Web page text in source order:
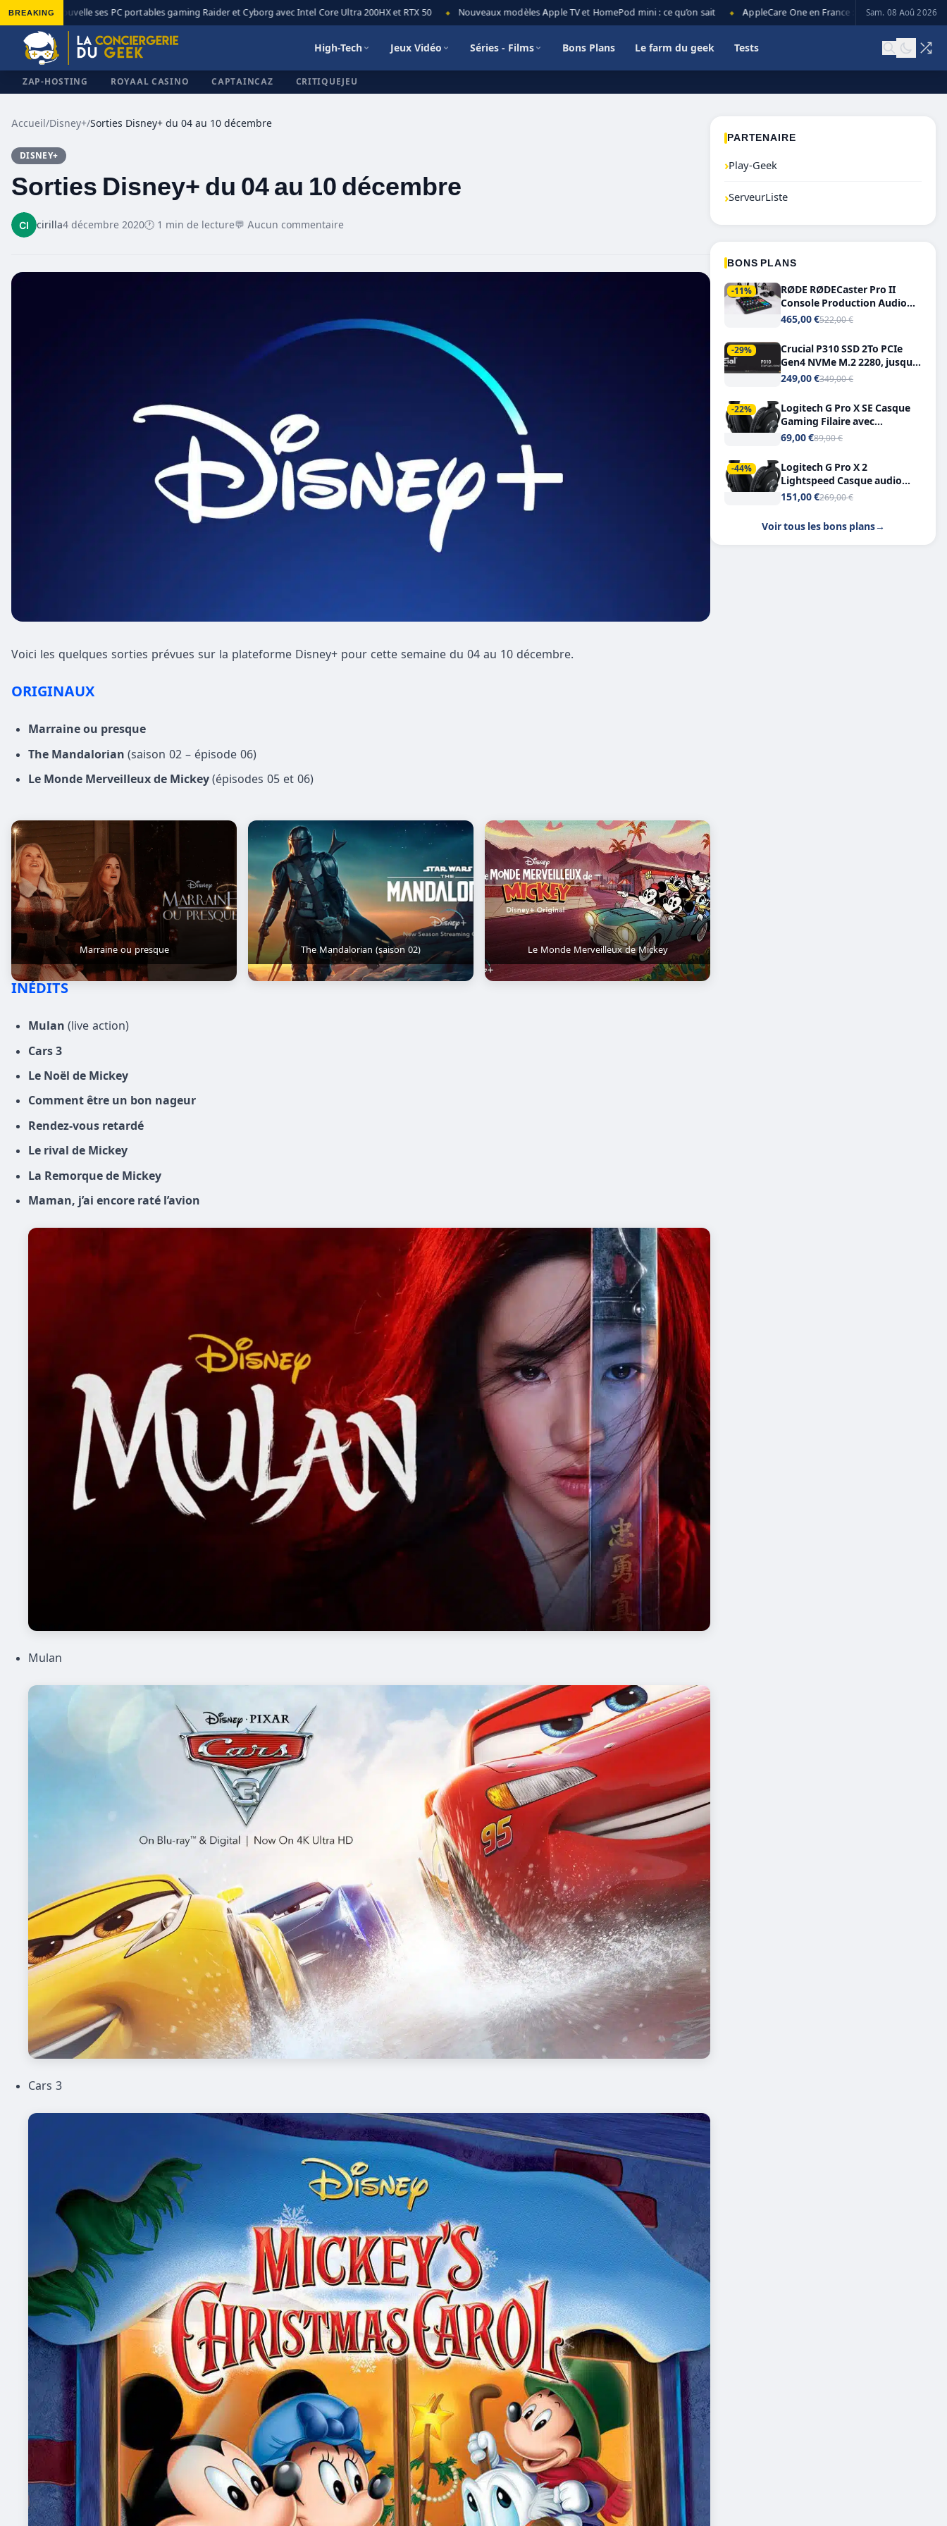
BREAKING
MSI renouvelle ses PC portables gaming Raider et Cyborg avec Intel Core Ultra 200HX et RTX 50 ◆ Nouveaux modèles Apple TV et HomePod mini : ce qu’on sait ◆ AppleCare One en France : prix, couverture et limites
Sam. 08 Aoû 2026
High-Tech Jeux Vidéo Séries - Films Bons Plans Le farm du geek Tests
ZAP-HOSTING ROYAAL CASINO CAPTAINCAZ CRITIQUEJEU
Accueil/Disney+/Sorties Disney+ du 04 au 10 décembre
DISNEY+
Sorties Disney+ du 04 au 10 décembre
cirilla4 décembre 2020🕐 1 min de lecture💬 Aucun commentaire
Voici les quelques sorties prévues sur la plateforme Disney+ pour cette semaine du 04 au 10 décembre.
ORIGINAUX
Marraine ou presque
The Mandalorian (saison 02 – épisode 06)
Le Monde Merveilleux de Mickey (épisodes 05 et 06)
Marraine ou presque The Mandalorian (saison 02) Le Monde Merveilleux de Mickey
INÉDITS
Mulan (live action)
Cars 3
Le Noël de Mickey
Comment être un bon nageur
Rendez-vous retardé
Le rival de Mickey
La Remorque de Mickey
Maman, j’ai encore raté l’avion
Mulan
Cars 3
PARTENAIRE
›Play-Geek
›ServeurListe
BONS PLANS
-11%
RØDE RØDECaster Pro II
Console Production Audio
Tout-en-Un, Bluetooth et
465,00 €522,00 €
-29%
Crucial P310 SSD 2To PCIe
Gen4 NVMe M.2 2280, jusqu’à
7.100 Mo/s
249,00 €349,00 €
-22%
Logitech G Pro X SE Casque
Gaming Filaire avec
Microphone Micro
7.1
69,00 €89,00 €
-44%
Logitech G Pro X 2
Lightspeed Casque audio
bluetooth
151,00 €269,00 €
Voir tous les bons plans→